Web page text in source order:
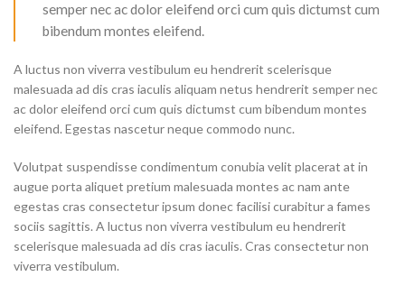
semper nec ac dolor eleifend orci cum quis dictumst cum
bibendum montes eleifend.
A luctus non viverra vestibulum eu hendrerit scelerisque
malesuada ad dis cras iaculis aliquam netus hendrerit semper nec
ac dolor eleifend orci cum quis dictumst cum bibendum montes
eleifend. Egestas nascetur neque commodo nunc.
Volutpat suspendisse condimentum conubia velit placerat at in
augue porta aliquet pretium malesuada montes ac nam ante
egestas cras consectetur ipsum donec facilisi curabitur a fames
sociis sagittis. A luctus non viverra vestibulum eu hendrerit
scelerisque malesuada ad dis cras iaculis. Cras consectetur non
viverra vestibulum.